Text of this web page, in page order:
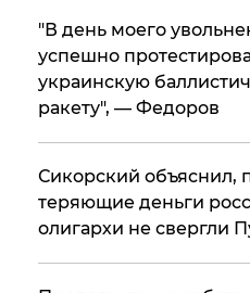
​"В день моего
успешно
украинскую
ракету", — Федоров
Сикорский объяснил,
теряющие деньги
олигархи не свергли